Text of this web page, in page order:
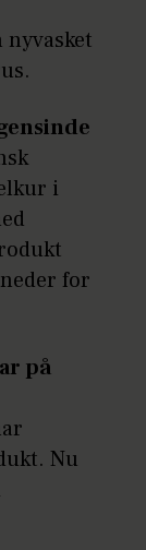
nyvasket
i
for
på
Nu